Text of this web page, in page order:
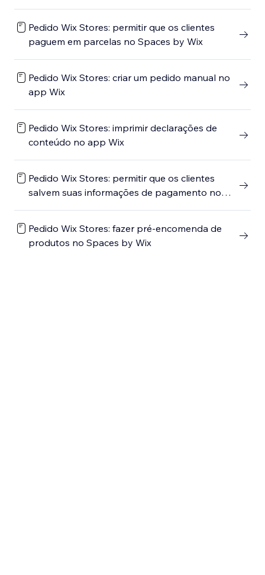
Pedido Wix Stores: permitir que os clientes
paguem em parcelas no Spaces by Wix
Pedido Wix Stores: criar um pedido manual no
app Wix
Pedido Wix Stores: imprimir declarações de
conteúdo no app Wix
Pedido Wix Stores: permitir que os clientes
salvem suas informações de pagamento no
Pedido Wix Stores: fazer pré-encomenda de
produtos no Spaces by Wix